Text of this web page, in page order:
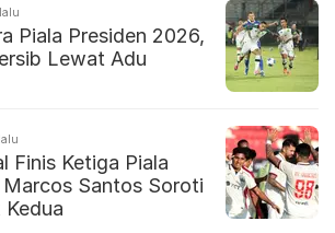
Piala Presiden 2026,
Lewat Adu
Finis Ketiga Piala
Santos Soroti
Kedua